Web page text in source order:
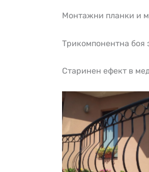
Монтажни планки и
Трикомпонентна боя
Старинен ефект в